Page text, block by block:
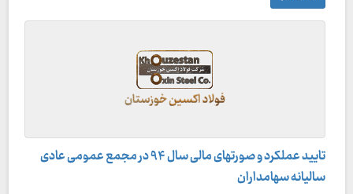
تایید عملکرد و صورتهای مالی سال ۹۴ در مجمع عمومی عادی
سالیانه سهامداران